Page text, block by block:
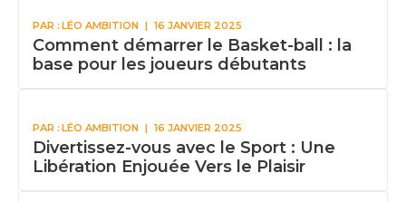
PAR : LÉO AMBITION | 16 JANVIER 2025
Comment démarrer le Basket-ball : la
base pour les joueurs débutants
PAR : LÉO AMBITION | 16 JANVIER 2025
Divertissez-vous avec le Sport : Une
Libération Enjouée Vers le Plaisir